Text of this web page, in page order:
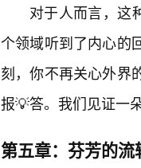
对于人而言，这
个领域听到了内心的
刻，你不再关心外界
报💡答。我们见证一
第五章：芬芳的